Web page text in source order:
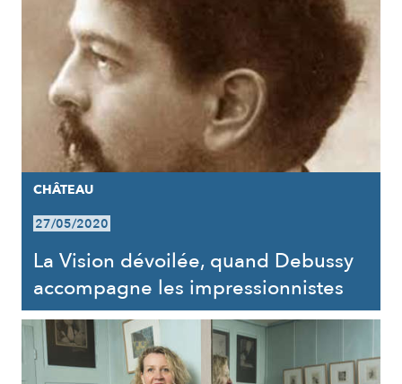
CHÂTEAU
27/05/2020
La Vision dévoilée, quand Debussy
accompagne les impressionnistes